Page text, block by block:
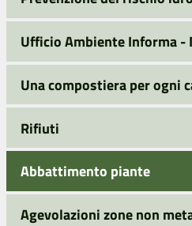
Ufficio Ambiente Informa -
Una compostiera per ogni
Rifiuti
Abbattimento piante
Agevolazioni zone non